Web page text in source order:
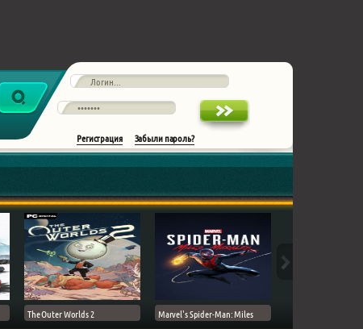
Регистрация
Забыли пароль?
The Outer Worlds 2 Marvel's Spider-Man: Miles